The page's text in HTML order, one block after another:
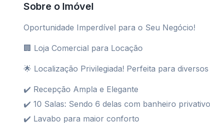
Sobre o Imóvel
Oportunidade Imperdível para o Seu Negócio!
🏢 Loja Comercial para Locação
🌟 Localização Privilegiada! Perfeita para
✔️ Recepção Ampla e Elegante
✔️ 10 Salas: Sendo 6 delas com banheiro privativo
✔️ Lavabo para maior conforto